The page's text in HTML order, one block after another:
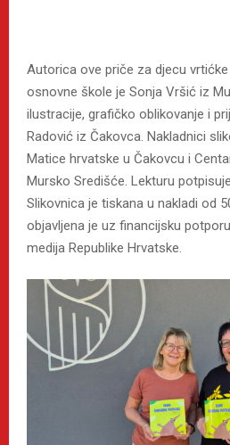
Autorica ove priče za djecu
osnovne škole je Sonja Vršić iz
ilustracije, grafičko oblikovanje i
Radović iz Čakovca. Nakladnici
Matice hrvatske u Čakovcu i
Mursko Središće. Lekturu
Slikovnica je tiskana u nakladi od
objavljena je uz financijsku
medija Republike Hrvatske.